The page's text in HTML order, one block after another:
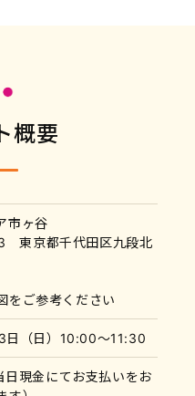
概要
市ヶ谷
東京都千代田区九段北
をご参考ください
日（日）10:00〜11:30
現金にてお支払いをお